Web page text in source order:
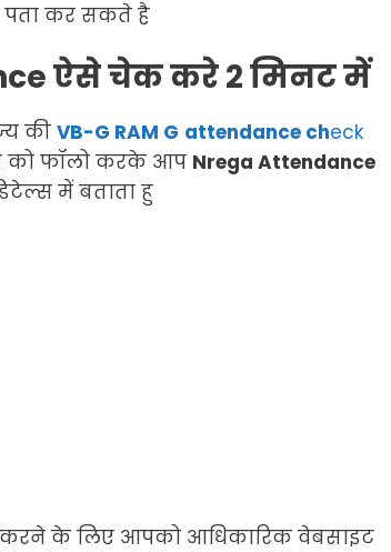
पता कर सकते है
ऐसेचेककरे 2 मिनट में
की VB-G RAM G attendance check
को फॉलो करके आप Nrega Attendance
में बताता हु
के लिए आपको आधिकारिक वेबसाइट